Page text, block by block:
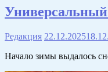
Универсальный
Редакция 22.12.2025
Начало зимы выдалось